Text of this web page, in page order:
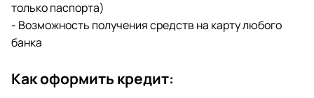
только паспорта)
- Возможность получения средств на карту любого
банка
Как оформить кредит: